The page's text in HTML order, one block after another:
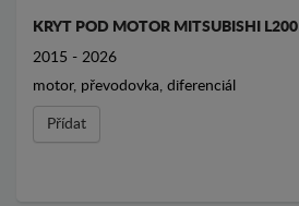
KRYT POD MOTOR MITSUBISHI L200
2015 - 2026
motor, převodovka, diferenciál
Přídat